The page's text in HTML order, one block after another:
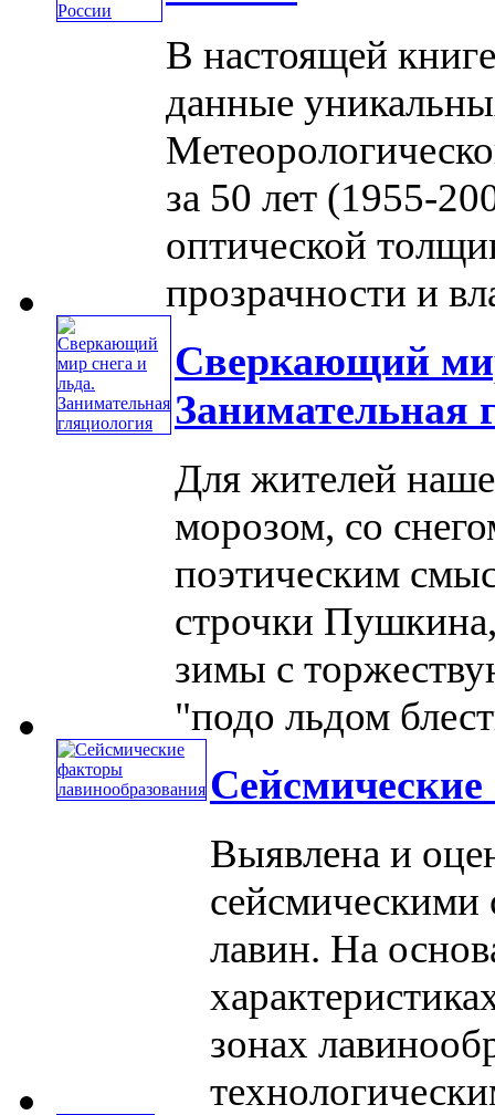
В настоящей
данные
за 50 лет (1955-
оптической
прозрачности и
Сверкающий
Занимательная
Для жителей
морозом, со
поэтическим
строчки
зимы с
"подо льдом
Выявлена и
сейсмическими
лавин. На
зонах